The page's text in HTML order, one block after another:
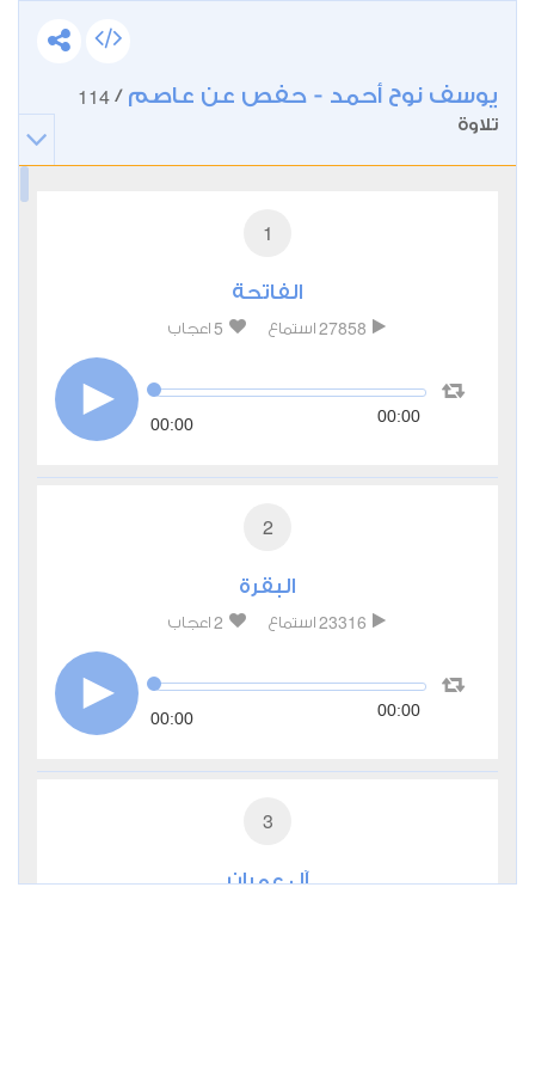
يوسف نوح أحمد - حفص عن عاصم /
114
تلاوة
1
الفاتحة
27858 استماع 5 اعجاب
00:00 00:00
2
البقرة
23316 استماع 2 اعجاب
00:00 00:00
3
آل عمران